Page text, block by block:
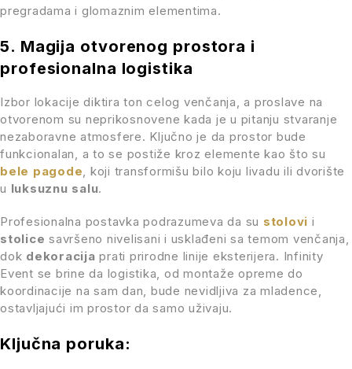
pregradama i glomaznim elementima.
5. Magija otvorenog prostora i
profesionalna logistika
Izbor lokacije diktira ton celog venčanja, a proslave na
otvorenom su neprikosnovene kada je u pitanju stvaranje
nezaboravne atmosfere. Ključno je da prostor bude
funkcionalan, a to se postiže kroz elemente kao što su
bele pagode, koji transformišu bilo koju livadu ili dvorište
u luksuznu salu.
Profesionalna postavka podrazumeva da su stolovi i
stolice savršeno nivelisani i usklađeni sa temom venčanja,
dok dekoracija prati prirodne linije eksterijera. Infinity
Event se brine da logistika, od montaže opreme do
koordinacije na sam dan, bude nevidljiva za mladence,
ostavljajući im prostor da samo uživaju.
Ključna poruka: